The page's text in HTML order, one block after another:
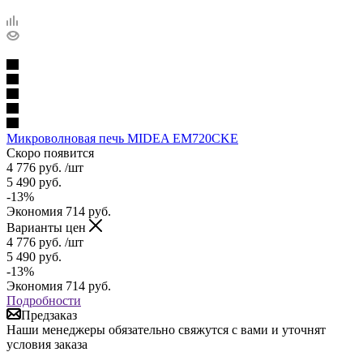
Микроволновая печь MIDEA EM720CKE
Скоро появится
4 776 руб. /шт
5 490 руб.
-13%
Экономия 714 руб.
Варианты цен
4 776 руб. /шт
5 490 руб.
-13%
Экономия 714 руб.
Подробности
Предзаказ
Наши менеджеры обязательно свяжутся с вами и уточнят
условия заказа